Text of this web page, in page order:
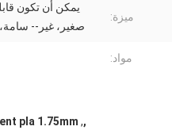
ميزة:
يمكن أن تكون
صغير، غير--
مواد:
,
,
pla 1.75mm